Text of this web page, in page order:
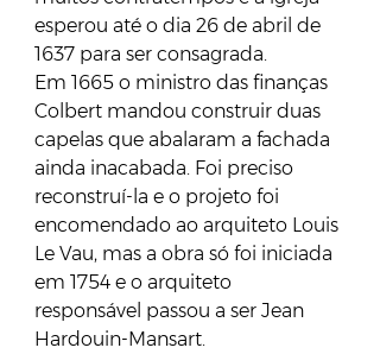
esperou até o dia 26 de abril de
1637 para ser consagrada.
Em 1665 o ministro das finanças
Colbert mandou construir duas
capelas que abalaram a fachada
ainda inacabada. Foi preciso
reconstruí-la e o projeto foi
encomendado ao arquiteto Louis
Le Vau, mas a obra só foi iniciada
em 1754 e o arquiteto
responsável passou a ser Jean
Hardouin-Mansart.